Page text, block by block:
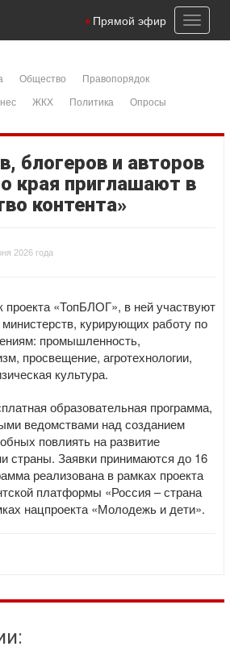
Toggle
Прямой эфир
Общество
Правопорядок
ЖКХ Политика
Опросы
блогеров и авторов
края приглашают в
контента»
2026 года
проекта «ТопБЛОГ», в ней участвуют
курирующих работу по
промышленность,
просвещение, агротехнологии,
культура.
образовательная программа,
ведомствами над созданием
повлиять на развитие
страны. Заявки принимаются до 16
реализована в рамках проекта
платформы «Россия – страна
нацпроекта «Молодежь и дети».